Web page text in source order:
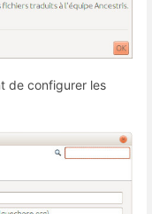
de configurer les